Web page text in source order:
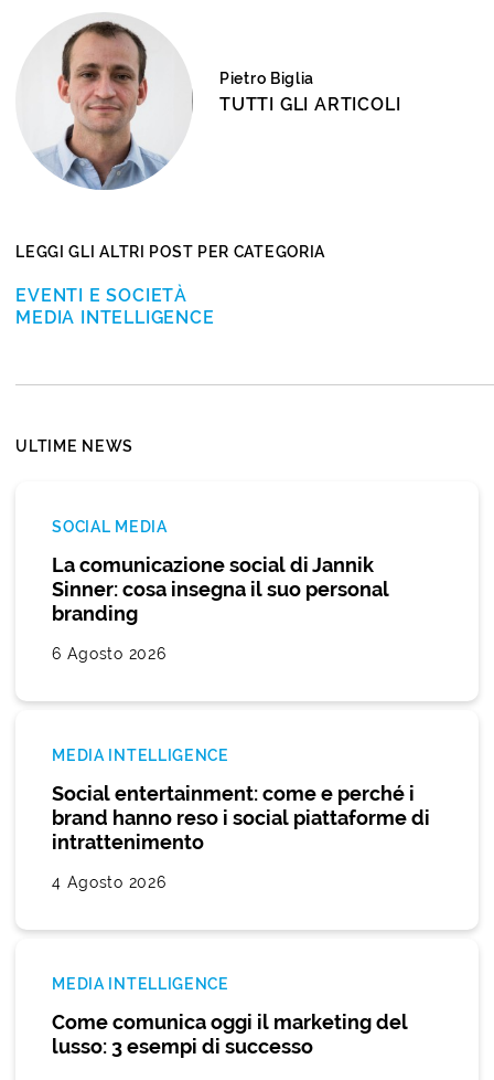
Pietro Biglia
TUTTI GLI ARTICOLI
LEGGI GLI ALTRI POST PER CATEGORIA
EVENTI E SOCIETÀ
MEDIA INTELLIGENCE
ULTIME NEWS
SOCIAL MEDIA
La comunicazione social di Jannik
Sinner: cosa insegna il suo personal
branding
6 Agosto 2026
MEDIA INTELLIGENCE
Social entertainment: come e perché i
brand hanno reso i social piattaforme di
intrattenimento
4 Agosto 2026
MEDIA INTELLIGENCE
Come comunica oggi il marketing del
lusso: 3 esempi di successo